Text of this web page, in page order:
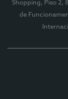
Shopping, Piso 2,
de